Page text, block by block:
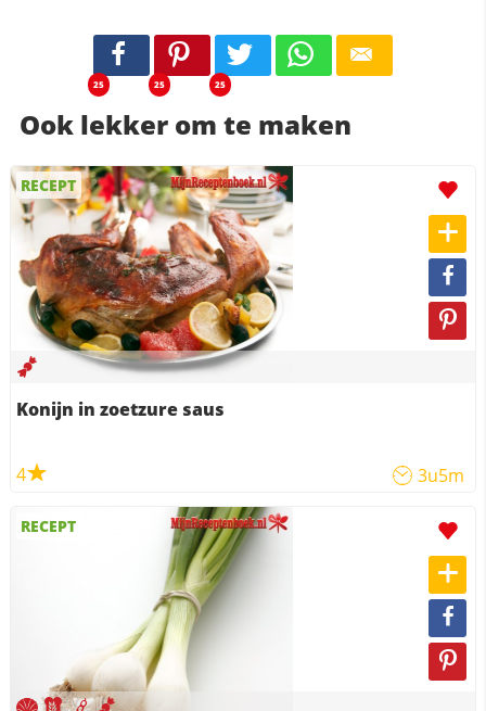
25 25 25
Ook lekker om te maken
RECEPT
Konijn in zoetzure saus
4 3u5m
RECEPT